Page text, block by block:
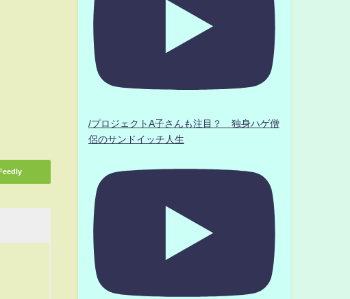
/プロジェクトA子さんも注目？ 独身ハゲ僧
侶のサンドイッチ人生